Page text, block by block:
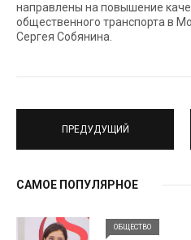
направлены на повышение
общественного транспорта в
Сергея Собянина.
ПРЕДУДУЩИЙ
САМОЕ ПОПУЛЯРНОЕ
ОБЩЕСТВО